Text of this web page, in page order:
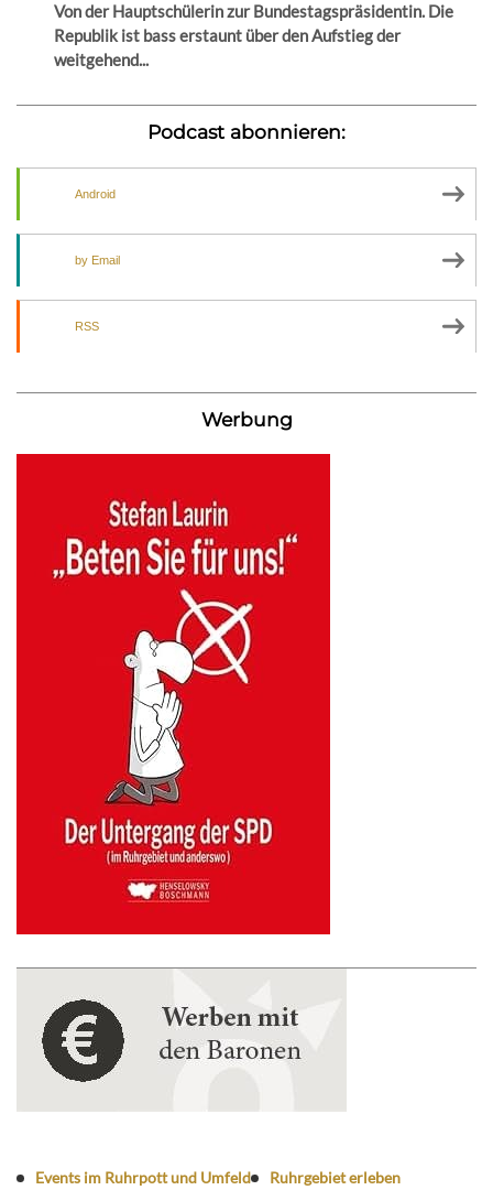
Von der Hauptschülerin zur Bundestagspräsidentin. Die
Republik ist bass erstaunt über den Aufstieg der
weitgehend...
Podcast abonnieren:
Android
by Email
RSS
Werbung
Events im Ruhrpott und Umfeld Ruhrgebiet erleben